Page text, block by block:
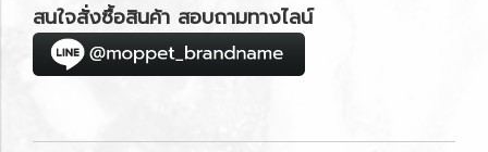
สนใจสั่งซื้อสินค้า สอบถามทางไลน์